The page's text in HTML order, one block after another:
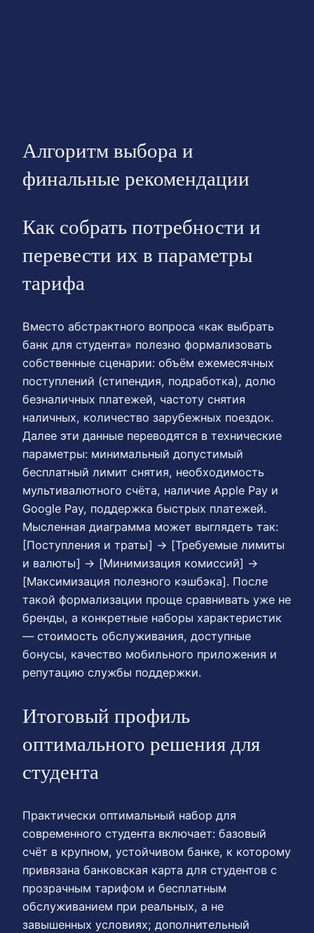
Алгоритм выбора и
финальные рекомендации
Как собрать потребности и
перевести их в параметры
тарифа
Вместо абстрактного вопроса «как выбрать
банк для студента» полезно формализовать
собственные сценарии: объём ежемесячных
поступлений (стипендия, подработка), долю
безналичных платежей, частоту снятия
наличных, количество зарубежных поездок.
Далее эти данные переводятся в технические
параметры: минимальный допустимый
бесплатный лимит снятия, необходимость
мультивалютного счёта, наличие Apple Pay и
Google Pay, поддержка быстрых платежей.
Мысленная диаграмма может выглядеть так:
[Поступления и траты] → [Требуемые лимиты
и валюты] → [Минимизация комиссий] →
[Максимизация полезного кэшбэка]. После
такой формализации проще сравнивать уже не
бренды, а конкретные наборы характеристик
— стоимость обслуживания, доступные
бонусы, качество мобильного приложения и
репутацию службы поддержки.
Итоговый профиль
оптимального решения для
студента
Практически оптимальный набор для
современного студента включает: базовый
счёт в крупном, устойчивом банке, к которому
привязана банковская карта для студентов с
прозрачным тарифом и бесплатным
обслуживанием при реальных, а не
завышенных условиях; дополнительный